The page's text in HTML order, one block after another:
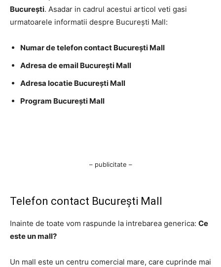
București. Asadar in cadrul acestui articol veti gasi
urmatoarele informatii despre București Mall:
Numar de telefon contact București Mall
Adresa de email București Mall
Adresa locatie București Mall
Program București Mall
– publicitate –
Telefon contact București Mall
Inainte de toate vom raspunde la intrebarea generica: Ce
este un mall?
Un mall este un centru comercial mare, care cuprinde mai